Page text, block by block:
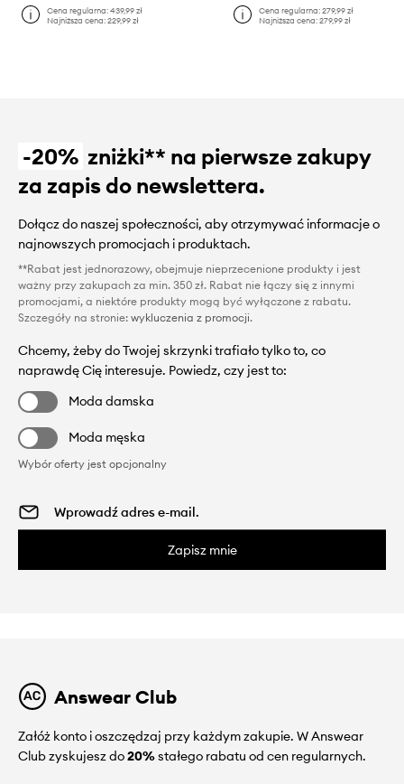
Cena regularna:439,99 zł
Najniższa cena:229,99 zł
Cena regularna: 279,99 zł
Najniższa cena: 279,99 zł
-20% zniżki** na pierwsze zakupy
za zapis do newslettera.
Dołącz do naszej społeczności, aby otrzymywać informacje o
najnowszych promocjach i produktach.
**Rabat jest jednorazowy, obejmuje nieprzecenione produkty i jest
ważny przy zakupach za min. 350 zł. Rabat nie łączy się z innymi
promocjami, a niektóre produkty mogą być wyłączone z rabatu.
Szczegóły na stronie: wykluczenia z promocji.
Chcemy, żeby do Twojej skrzynki trafiało tylko to, co
naprawdę Cię interesuje. Powiedz, czy jest to:
Moda damska
Moda męska
Wybór oferty jest opcjonalny
Zapisz mnie
Answear Club
Załóż konto i oszczędzaj przy każdym zakupie. W Answear
Club zyskujesz do20%stałego rabatu od cen regularnych.